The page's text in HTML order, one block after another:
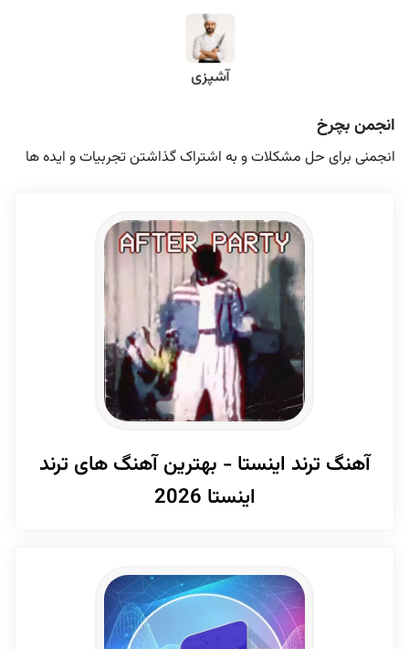
آشپزی
انجمن بچرخ
انجمنی برای حل مشکلات و به اشتراک گذاشتن تجربیات و ایده ها
آهنگ ترند اینستا - بهترین آهنگ های ترند
اینستا 2026